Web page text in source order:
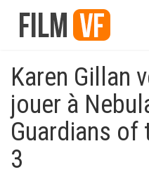
Karen Gillan
jouer à
Guardians of
3